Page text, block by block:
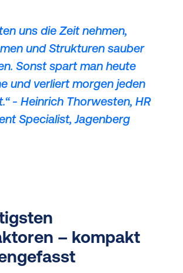
uns die Zeit nehmen,
und Strukturen sauber
Sonst spart man heute
und verliert morgen jeden
- Heinrich Thorwesten, HR
Specialist, Jagenberg
– kompakt